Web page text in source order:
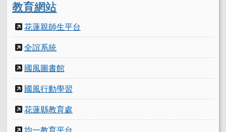
教育網站
花蓮親師生平台
全誼系統
國風圖書館
國風行動學習
花蓮縣教育處